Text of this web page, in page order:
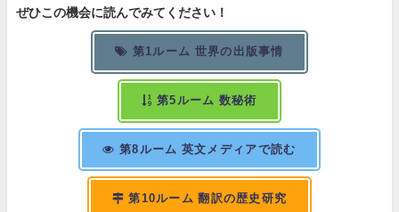
ぜひこの機会に読んでみてください！
第1ルーム 世界の出版事情
第5ルーム 数秘術
第8ルーム 英文メディアで読む
第10ルーム 翻訳の歴史研究